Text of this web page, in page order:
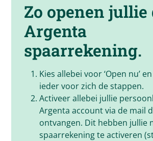
Zo openen jullie
Argenta
spaarrekening.
Kies allebei voor ‘Open nu’
ieder voor zich de stappen.
Activeer allebei jullie
Argenta account via de mail
ontvangen. Dit hebben jullie
spaarrekening te activeren